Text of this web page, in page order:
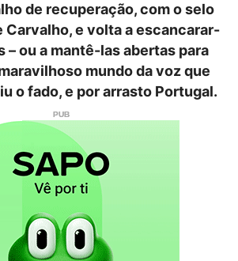
de recuperação, com o selo
Carvalho, e volta a escancarar-
– ou a mantê-las abertas para
mundo da voz que
o fado, e por arrasto Portugal.